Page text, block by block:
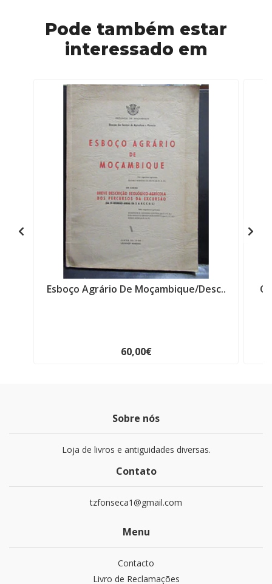
Pode também estar
interessado em
Esboço Agrário De Moçambique/Desc..
60,00€
Sobre nós
Loja de livros e antiguidades diversas.
Contato
tzfonseca1@gmail.com
Menu
Contacto
Livro de Reclamações